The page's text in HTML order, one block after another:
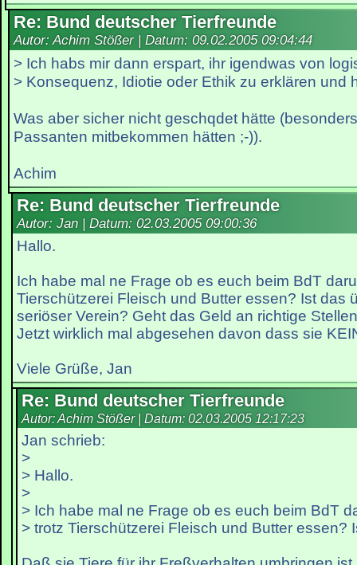
Re: Bund deutscher Tierfreunde
Autor: Achim Stößer | Datum: 09.02.2005 09:04:44
> Ich habs mir dann erspart, ihr igendwas von
> Konsequenz, Idiotie oder Ethik zu erklären und
Was aber sicher nicht geschqdet hätte
Passanten mitbekommen hätten ;-)).
Achim
Re: Bund deutscher Tierfreunde
Autor: Jan | Datum: 02.03.2005 09:00:36
Hallo.
Ich habe mal ne Frage ob es euch beim BdT
Tierschützerei Fleisch und Butter essen? Ist das
seriöser Verein? Geht das Geld an richtige
Jetzt wirklich mal abgesehen davon dass sie
Viele Grüße, Jan
Re: Bund deutscher Tierfreunde
Autor: Achim Stößer | Datum: 02.03.2005 12:17:23
Jan schrieb:
>
> Hallo.
>
> Ich habe mal ne Frage ob es euch beim BdT
> trotz Tierschützerei Fleisch und Butter essen?